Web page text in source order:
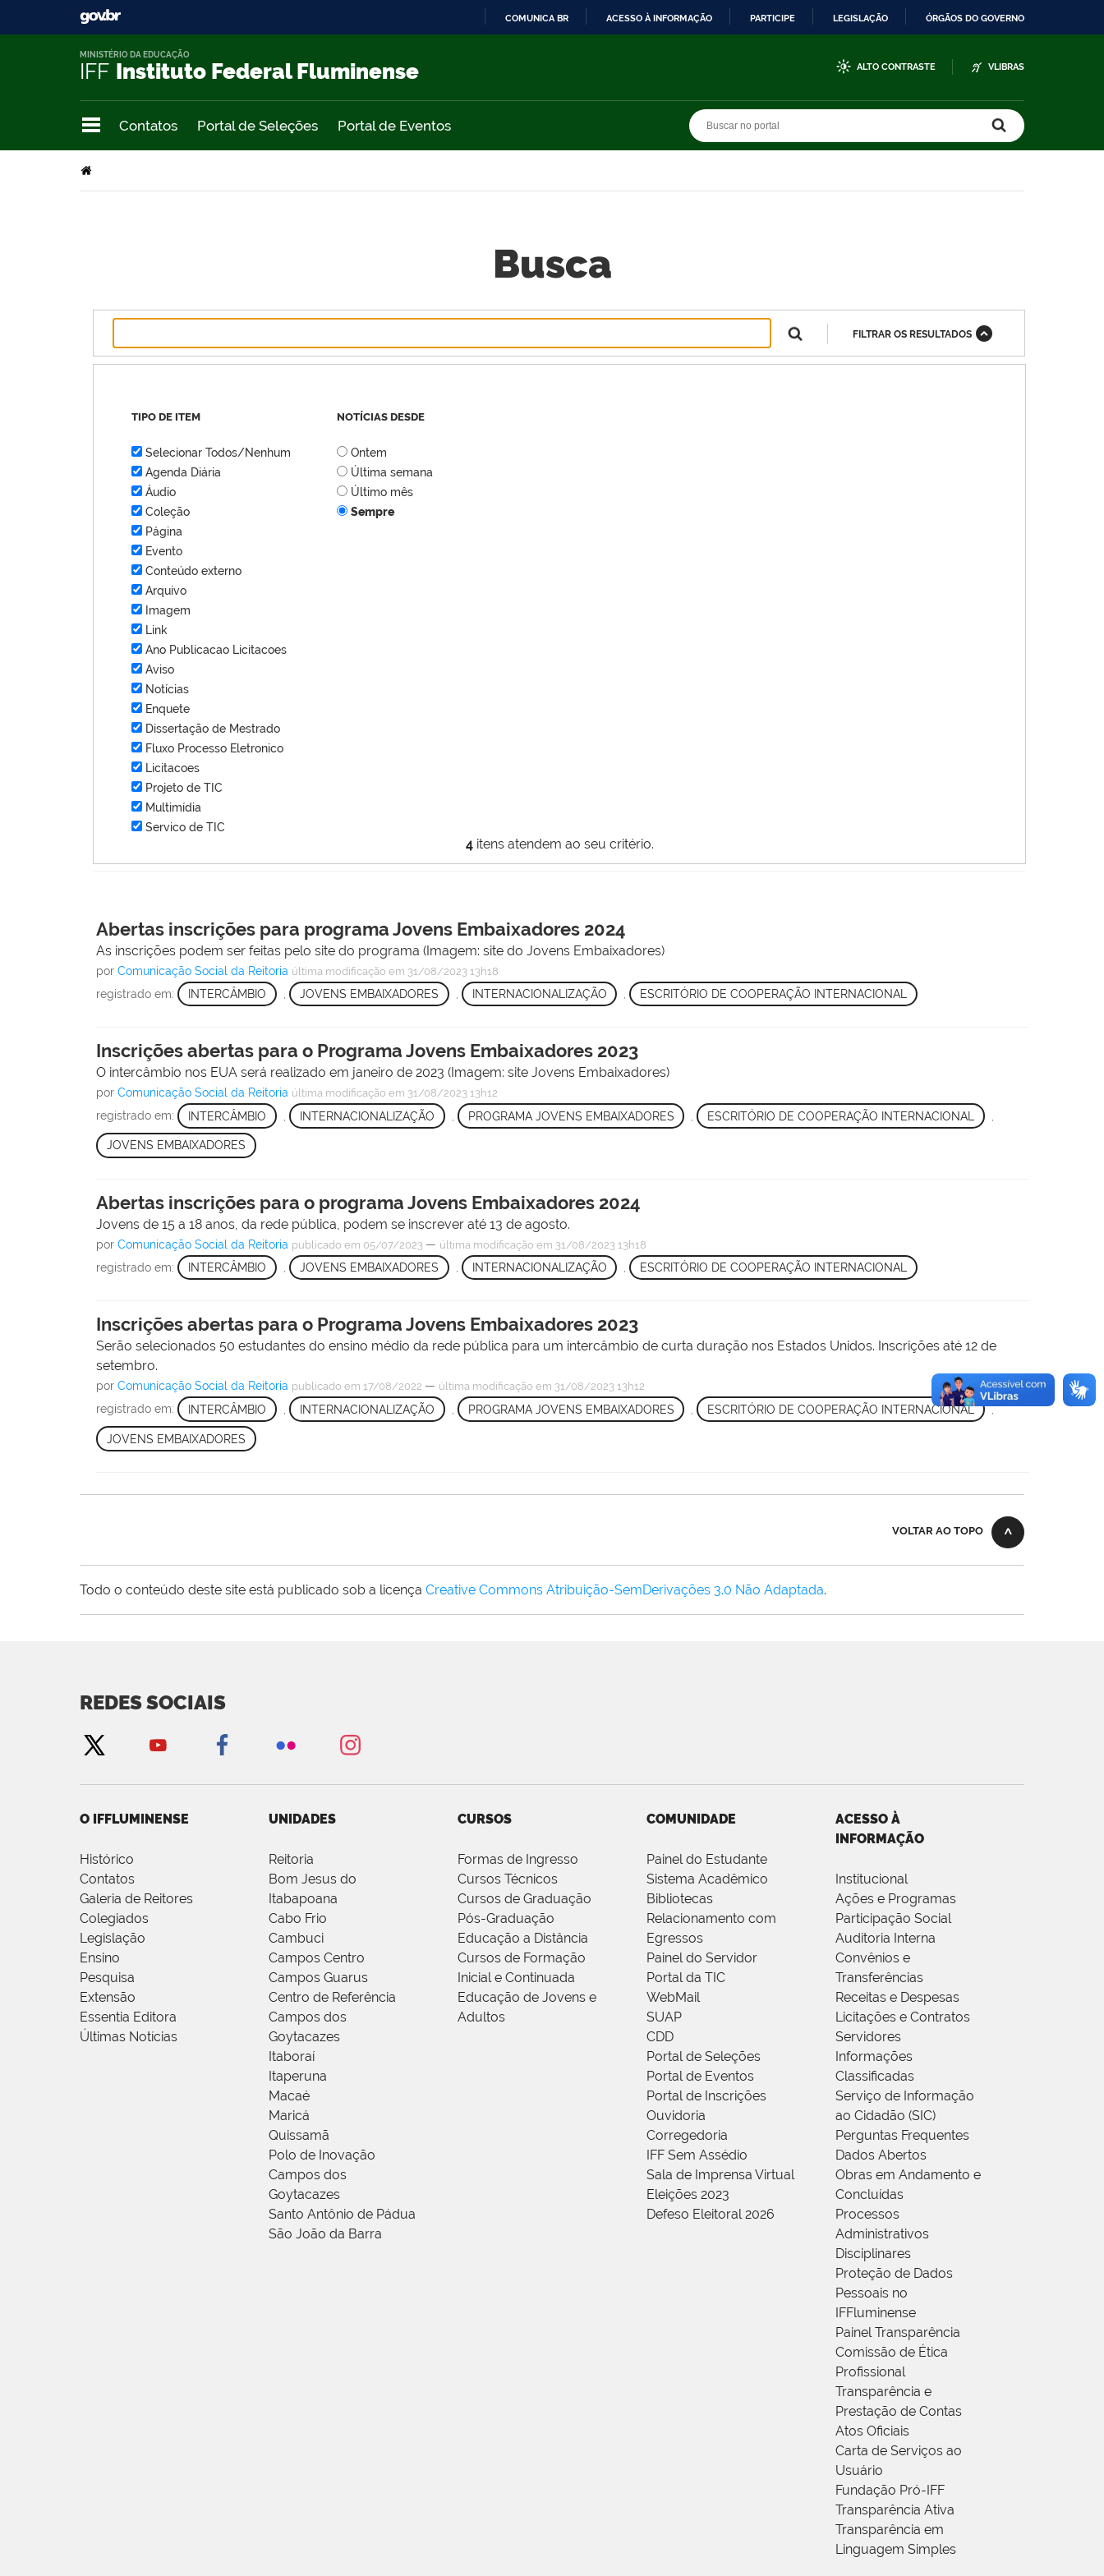
COMUNICA BR ACESSO À INFORMAÇÃO PARTICIPE LEGISLAÇÃO ÓRGÃOS DO GOVERNO
IFF Instituto Federal Fluminense
MINISTÉRIO DA EDUCAÇÃO
ALTO CONTRASTE VLIBRAS
Contatos Portal de Seleções Portal de Eventos
Busca
4itens atendem ao seu critério.
FILTRAR OS RESULTADOS
TIPO DE ITEM
Selecionar Todos/Nenhum
Agenda Diária
Áudio
Coleção
Página
Evento
Conteúdo externo
Arquivo
Imagem
Link
Ano Publicacao Licitacoes
Aviso
Notícias
Enquete
Dissertação de Mestrado
Fluxo Processo Eletronico
Licitacoes
Projeto de TIC
Multimídia
Servico de TIC
NOTÍCIAS DESDE
Ontem
Última semana
Último mês
Sempre
Abertas inscrições para programa Jovens Embaixadores 2024
As inscrições podem ser feitas pelo site do programa (Imagem: site do Jovens Embaixadores)
porComunicação Social da Reitoria última modificação em 31/08/2023 13h18
registrado em: INTERCÂMBIO JOVENS EMBAIXADORES INTERNACIONALIZAÇÃO , ESCRITÓRIO DE COOPERAÇÃO INTERNACIONAL
Inscrições abertas para o Programa Jovens Embaixadores 2023
O intercâmbio nos EUA será realizado em janeiro de 2023 (Imagem: site Jovens Embaixadores)
porComunicação Social da Reitoria última modificação em 31/08/2023 13h12
registrado em: INTERCÂMBIO INTERNACIONALIZAÇÃO PROGRAMA JOVENS EMBAIXADORES , ESCRITÓRIO DE COOPERAÇÃO INTERNACIONAL
JOVENS EMBAIXADORES
Abertas inscrições para o programa Jovens Embaixadores 2024
Jovens de 15 a 18 anos, da rede pública, podem se inscrever até 13 de agosto.
porComunicação Social da Reitoria publicado em 05/07/2023 — última modificação em 31/08/2023 13h18
registrado em: INTERCÂMBIO JOVENS EMBAIXADORES INTERNACIONALIZAÇÃO , ESCRITÓRIO DE COOPERAÇÃO INTERNACIONAL
Inscrições abertas para o Programa Jovens Embaixadores 2023
Serão selecionados 50 estudantes do ensino médio da rede pública para um intercâmbio de curta duração nos Estados Unidos. Inscrições até 12 de
setembro.
porComunicação Social da Reitoria publicado em 17/08/2022 — última modificação em 31/08/2023 13h12
registrado em: INTERCÂMBIO INTERNACIONALIZAÇÃO PROGRAMA JOVENS EMBAIXADORES , ESCRITÓRIO DE COOPERAÇÃO INTERNACIONAL ,
JOVENS EMBAIXADORES
VOLTAR AO TOPO
Todo o conteúdo deste site está publicado sob a licença Creative Commons Atribuição-SemDerivações 3.0 Não Adaptada.
REDES SOCIAIS
O IFFLUMINENSE
Histórico
Contatos
Galeria de Reitores
Colegiados
Legislação
Ensino
Pesquisa
Extensão
Essentia Editora
Últimas Notícias
UNIDADES
Reitoria
Bom Jesus do
Itabapoana
Cabo Frio
Cambuci
Campos Centro
Campos Guarus
Centro de Referência
Campos dos
Goytacazes
Itaboraí
Itaperuna
Macaé
Maricá
Quissamã
Polo de Inovação
Campos dos
Goytacazes
Santo Antônio de Pádua
São João da Barra
CURSOS
Formas de Ingresso
Cursos Técnicos
Cursos de Graduação
Pós-Graduação
Educação a Distância
Cursos de Formação
Inicial e Continuada
Educação de Jovens e
Adultos
COMUNIDADE
Painel do Estudante
Sistema Acadêmico
Bibliotecas
Relacionamento com
Egressos
Painel do Servidor
Portal da TIC
WebMail
SUAP
CDD
Portal de Seleções
Portal de Eventos
Portal de Inscrições
Ouvidoria
Corregedoria
IFF Sem Assédio
Sala de Imprensa Virtual
Eleições 2023
Defeso Eleitoral 2026
ACESSO À
INFORMAÇÃO
Institucional
Ações e Programas
Participação Social
Auditoria Interna
Convênios e
Transferências
Receitas e Despesas
Licitações e Contratos
Servidores
Informações
Classificadas
Serviço de Informação
ao Cidadão (SIC)
Perguntas Frequentes
Dados Abertos
Obras em Andamento e
Concluídas
Processos
Administrativos
Disciplinares
Proteção de Dados
Pessoais no
IFFluminense
Painel Transparência
Comissão de Ética
Profissional
Transparência e
Prestação de Contas
Atos Oficiais
Carta de Serviços ao
Usuário
Fundação Pró-IFF
Transparência Ativa
Transparência em
Linguagem Simples